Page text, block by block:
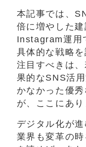
本記事では、
倍に増やした建
Instagram運用
具体的な戦略
注目すべきは
果的なSNS活
かなかった優
が、ここにあり
デジタル化が
業界も変革の